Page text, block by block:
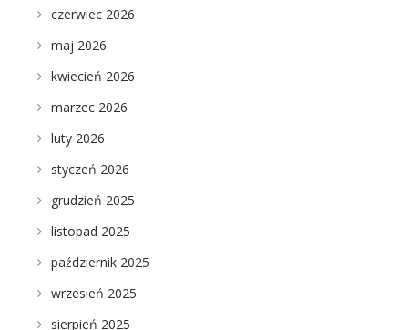
czerwiec 2026
maj 2026
kwiecień 2026
marzec 2026
luty 2026
styczeń 2026
grudzień 2025
listopad 2025
październik 2025
wrzesień 2025
sierpień 2025